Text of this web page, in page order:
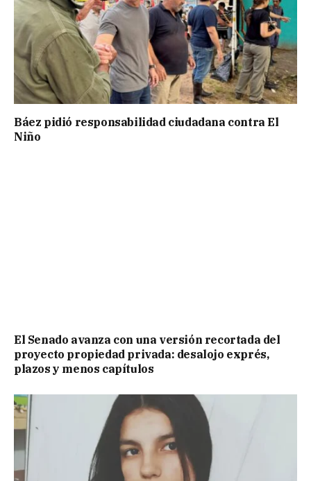
Báez pidió responsabilidad ciudadana contra El
Niño
El Senado avanza con una versión recortada del
proyecto propiedad privada: desalojo exprés,
plazos y menos capítulos